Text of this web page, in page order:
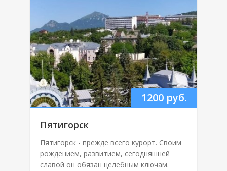
1200 руб.
Пятигорск
Пятигорск - прежде всего курорт. Своим
рождением, развитием, сегодняшней
славой он обязан целебным ключам.